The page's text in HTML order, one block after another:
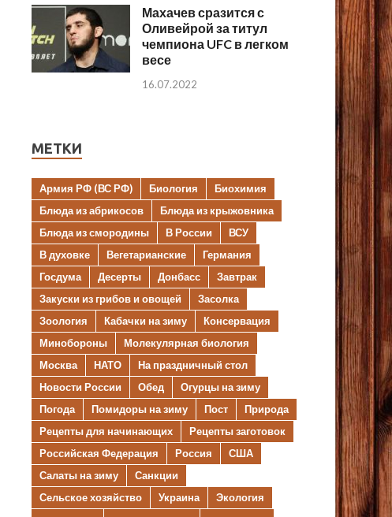
Махачев сразится с
Оливейрой за титул
чемпиона UFC в легком
весе
16.07.2022
МЕТКИ
Армия РФ (ВС РФ) Биология
Биохимия
Блюда из абрикосов
Блюда из крыжовника
Блюда из смородины
В России
ВСУ
В духовке
Вегетарианские
Германия
Госдума
Десерты Донбасс
Завтрак
Закуски из грибов и овощей
Засолка
Зоология
Кабачки на зиму
Консервация
Минобороны
Молекулярная биология
Москва
НАТО
На праздничный стол
Новости России
Обед
Огурцы на зиму
Погода
Помидоры на зиму Пост
Природа
Рецепты для начинающих
Рецепты заготовок
Российская Федерация
Россия
США
Салаты на зиму
Санкции
Сельское хозяйство
Украина
Экология